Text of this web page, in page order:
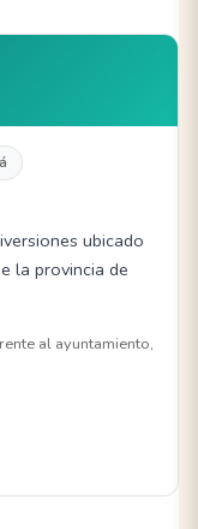
ubicado
la provincia de
al ayuntamiento,